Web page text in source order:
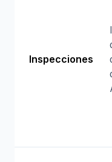
Inspecciones